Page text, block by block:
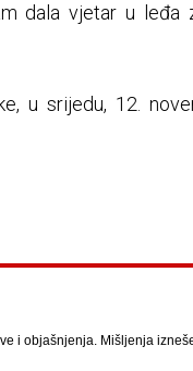
dala vjetar u leđa
u srijedu, 12.
i objašnjenja. Mišljenja